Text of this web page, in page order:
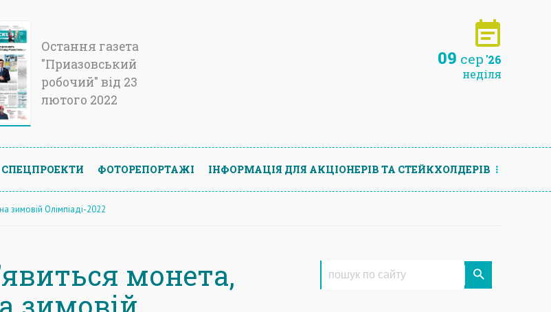
Остання газета
"Приазовський
робочий" від 23
лютого 2022
09 сер '26
неділя
СПЕЦПРОЕКТИ ФОТОРЕПОРТАЖІ ІНФОРМАЦIЯ ДЛЯ АКЦIОНЕРIВ ТА СТЕЙКХОЛДЕРIВ
зимовій Олімпіаді-2022
монета,